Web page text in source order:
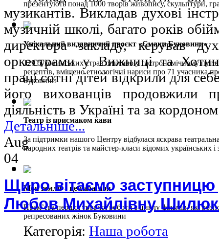
презентують понад 1000 творів живопису, скульптури,
Унікальний видавничий проєкт «Смаки Буковини»
129 буковинських страв описано у гастрономічному
рецептів, вміщено етнологічні нариси про 71 учасника
Буковини
Театр із присмаком кави
За підтримки нашого Центру відбулася яскрава
народних театрів та майстер-класи відомих українських
Моя земля – це сила моя
Прем’єра першої творчої роботи з циклу фільмів, які
репресованих жінок Буковини
музикантів. Викладав духові
музичній школі, багато років
директора закладу, керував
оркестрами у Вижниці та
праці сотні дітей відкрили для
його вихованців продовжили
діяльність в Україні та за
Детальніше...
Aug
04
Щиро вітаємо
Любов Михайлівну Шилюк
Категорія: Наша робота